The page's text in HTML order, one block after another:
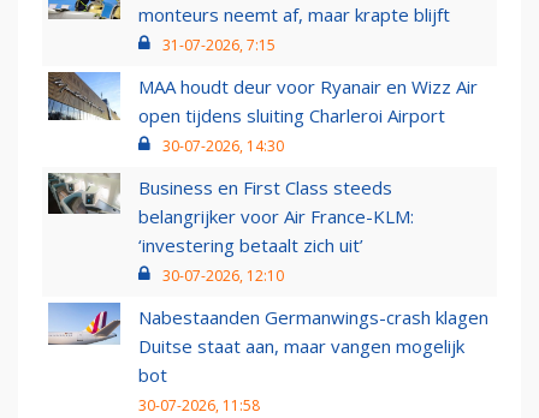
monteurs neemt af, maar krapte blijft
31-07-2026, 7:15
MAA houdt deur voor Ryanair en Wizz Air
open tijdens sluiting Charleroi Airport
30-07-2026, 14:30
Business en First Class steeds
belangrijker voor Air France-KLM:
‘investering betaalt zich uit’
30-07-2026, 12:10
Nabestaanden Germanwings-crash klagen
Duitse staat aan, maar vangen mogelijk
bot
30-07-2026, 11:58